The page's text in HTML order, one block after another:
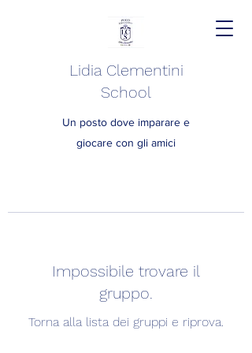
Lidia Clementini
School
Un posto dove imparare e
giocare con gli amici
Impossibile trovare il
gruppo.
Torna alla lista dei gruppi e riprova.